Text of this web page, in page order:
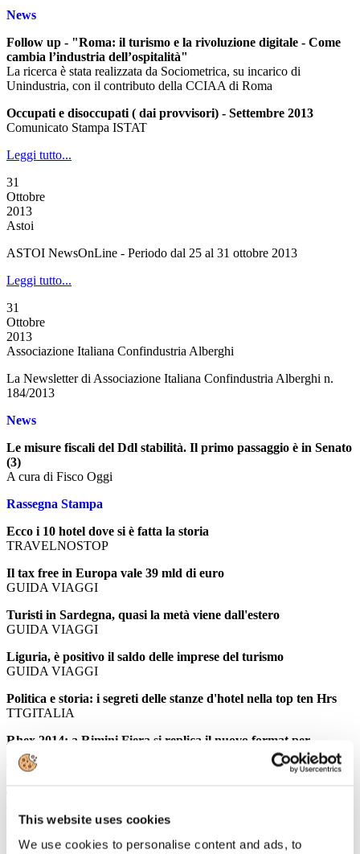
This website uses cookies
We use cookies to personalise content and ads, to
News
Follow up - "Roma: il turismo e la rivoluzione digitale - Come
cambia l’industria dell’ospitalità"
La ricerca è stata realizzata da Sociometrica, su incarico di
Unindustria, con il contributo della CCIAA di Roma
Occupati e disoccupati ( dai provvisori) - Settembre 2013
Comunicato Stampa ISTAT
Leggi tutto...
31
Ottobre
2013
Astoi
ASTOI NewsOnLine - Periodo dal 25 al 31 ottobre 2013
Leggi tutto...
31
Ottobre
2013
Associazione Italiana Confindustria Alberghi
La Newsletter di Associazione Italiana Confindustria Alberghi n.
184/2013
News
Le misure fiscali del Ddl stabilità. Il primo passaggio è in Senato
(3)
A cura di Fisco Oggi
Rassegna Stampa
Ecco i 10 hotel dove si è fatta la storia
TRAVELNOSTOP
Il tax free in Europa vale 39 mld di euro
GUIDA VIAGGI
Turisti in Sardegna, quasi la metà viene dall'estero
GUIDA VIAGGI
Liguria, è positivo il saldo delle imprese del turismo
GUIDA VIAGGI
Politica e storia: i segreti delle stanze d'hotel nella top ten Hrs
TTGITALIA
Rhex 2014: a Rimini Fiera si replica il nuovo format per
l'hôtellerie
TTGITALIA
Mercato del lusso: l'America supera la Cina per volume di